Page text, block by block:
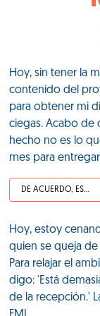
Hoy, sin tener la
contenido del
para obtener mi
ciegas. Acabo
hecho no es lo
mes para
DE ACUERDO, ES UNA VIDA HP
Hoy, estoy
quien se queja
Para relajar el
digo: 'Está
de la recepción.'